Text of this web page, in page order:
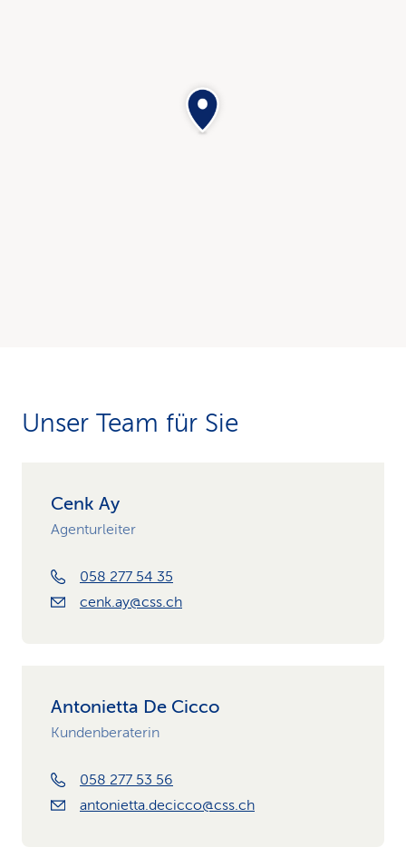
Unser Team für Sie
Cenk Ay
Agenturleiter
058 277 54 35
cenk.ay@css.ch
Antonietta De Cicco
Kundenberaterin
058 277 53 56
antonietta.decicco@css.ch